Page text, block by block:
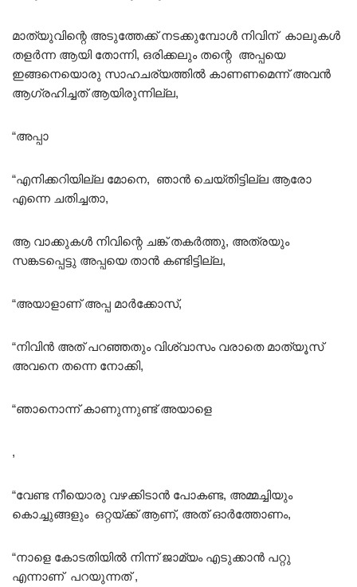
മാത്യുവിന്റെ അടുത്തേക്ക് നടക്കുമ്പോൾ നിവിന് കാലുകൾ
തളർന്ന ആയി തോന്നി, ഒരിക്കലും തന്റെ അപ്പയെ
ഇങ്ങനെയൊരു സാഹചര്യത്തിൽ കാണണമെന്ന് അവൻ
ആഗ്രഹിച്ചത് ആയിരുന്നില്ല,
“അപ്പാ
“എനിക്കറിയില്ല മോനെ, ഞാൻ ചെയ്തിട്ടില്ല ആരോ
എന്നെ ചതിച്ചതാ,
ആ വാക്കുകൾ നിവിന്റെ ചങ്ക് തകർത്തു, അത്രയും
സങ്കടപ്പെട്ടു അപ്പയെ താൻ കണ്ടിട്ടില്ല,
“അയാളാണ് അപ്പ മാർക്കോസ്,
“നിവിൻ അത് പറഞ്ഞതും വിശ്വാസം വരാതെ മാത്യൂസ്
അവനെ തന്നെ നോക്കി,
“ഞാനൊന്ന് കാണുന്നുണ്ട് അയാളെ
,
“വേണ്ട നീയൊരു വഴക്കിടാൻ പോകണ്ട, അമ്മച്ചിയും
കൊച്ചുങ്ങളും ഒറ്റയ്ക്ക് ആണ്, അത്‌ ഓർത്തോണം,
“നാളെ കോടതിയിൽ നിന്ന് ജാമ്യം എടുക്കാൻ പറ്റു
എന്നാണ് പറയുന്നത് ,